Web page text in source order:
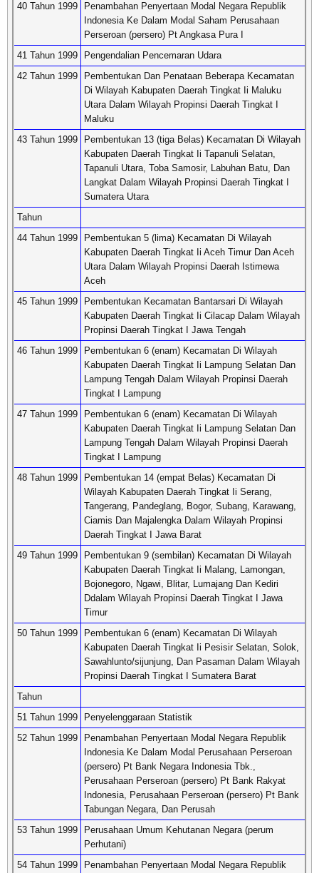
40 Tahun 1999
Penambahan Penyertaan Modal Negara Republik
Indonesia Ke Dalam Modal Saham Perusahaan
Perseroan (persero) Pt Angkasa Pura I
41 Tahun 1999
Pengendalian Pencemaran Udara
42 Tahun 1999
Pembentukan Dan Penataan Beberapa Kecamatan
Di Wilayah Kabupaten Daerah Tingkat Ii Maluku
Utara Dalam Wilayah Propinsi Daerah Tingkat I
Maluku
43 Tahun 1999
Pembentukan 13 (tiga Belas) Kecamatan Di Wilayah
Kabupaten Daerah Tingkat Ii Tapanuli Selatan,
Tapanuli Utara, Toba Samosir, Labuhan Batu, Dan
Langkat Dalam Wilayah Propinsi Daerah Tingkat I
Sumatera Utara
Tahun
44 Tahun 1999
Pembentukan 5 (lima) Kecamatan Di Wilayah
Kabupaten Daerah Tingkat Ii Aceh Timur Dan Aceh
Utara Dalam Wilayah Propinsi Daerah Istimewa
Aceh
45 Tahun 1999
Pembentukan Kecamatan Bantarsari Di Wilayah
Kabupaten Daerah Tingkat Ii Cilacap Dalam Wilayah
Propinsi Daerah Tingkat I Jawa Tengah
46 Tahun 1999
Pembentukan 6 (enam) Kecamatan Di Wilayah
Kabupaten Daerah Tingkat Ii Lampung Selatan Dan
Lampung Tengah Dalam Wilayah Propinsi Daerah
Tingkat I Lampung
47 Tahun 1999
Pembentukan 6 (enam) Kecamatan Di Wilayah
Kabupaten Daerah Tingkat Ii Lampung Selatan Dan
Lampung Tengah Dalam Wilayah Propinsi Daerah
Tingkat I Lampung
48 Tahun 1999
Pembentukan 14 (empat Belas) Kecamatan Di
Wilayah Kabupaten Daerah Tingkat Ii Serang,
Tangerang, Pandeglang, Bogor, Subang, Karawang,
Ciamis Dan Majalengka Dalam Wilayah Propinsi
Daerah Tingkat I Jawa Barat
49 Tahun 1999
Pembentukan 9 (sembilan) Kecamatan Di Wilayah
Kabupaten Daerah Tingkat Ii Malang, Lamongan,
Bojonegoro, Ngawi, Blitar, Lumajang Dan Kediri
Ddalam Wilayah Propinsi Daerah Tingkat I Jawa
Timur
50 Tahun 1999
Pembentukan 6 (enam) Kecamatan Di Wilayah
Kabupaten Daerah Tingkat Ii Pesisir Selatan, Solok,
Sawahlunto/sijunjung, Dan Pasaman Dalam Wilayah
Propinsi Daerah Tingkat I Sumatera Barat
Tahun
51 Tahun 1999
Penyelenggaraan Statistik
52 Tahun 1999
Penambahan Penyertaan Modal Negara Republik
Indonesia Ke Dalam Modal Perusahaan Perseroan
(persero) Pt Bank Negara Indonesia Tbk.,
Perusahaan Perseroan (persero) Pt Bank Rakyat
Indonesia, Perusahaan Perseroan (persero) Pt Bank
Tabungan Negara, Dan Perusah
53 Tahun 1999
Perusahaan Umum Kehutanan Negara (perum
Perhutani)
54 Tahun 1999
Penambahan Penyertaan Modal Negara Republik